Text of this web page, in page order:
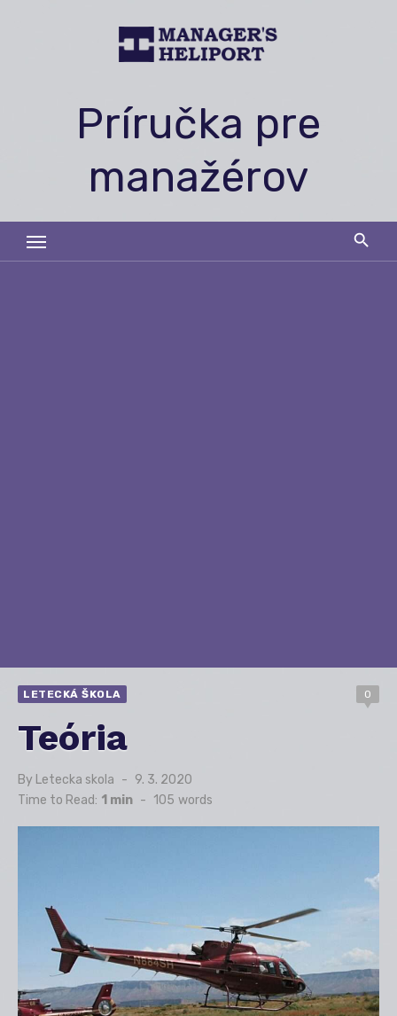
Príručka pre
manažérov
LETECKÁ ŠKOLA 0
Teória
By Letecka skola
Posted
9. 3. 2020
Time to Read: 1 min - 105 words